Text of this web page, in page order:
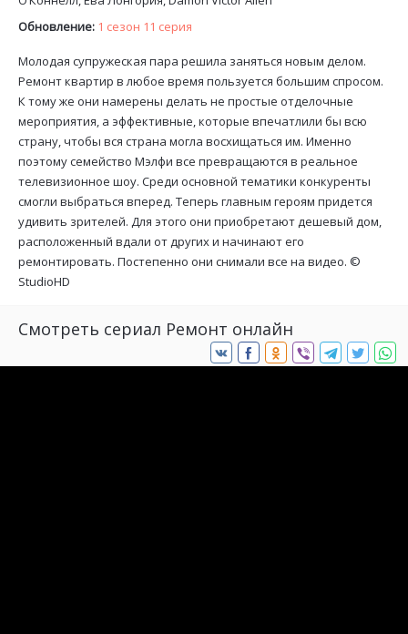
Обновление: 1 сезон 11 серия
Молодая супружеская пара решила заняться новым делом.
Ремонт квартир в любое время пользуется большим спросом.
К тому же они намерены делать не простые отделочные
мероприятия, а эффективные, которые впечатлили бы всю
страну, чтобы вся страна могла восхищаться им. Именно
поэтому семейство Мэлфи все превращаются в реальное
телевизионное шоу. Среди основной тематики конкуренты
смогли выбраться вперед. Теперь главным героям придется
удивить зрителей. Для этого они приобретают дешевый дом,
расположенный вдали от других и начинают его
ремонтировать. Постепенно они снимали все на видео. ©
StudioHD
Смотреть сериал Ремонт онлайн